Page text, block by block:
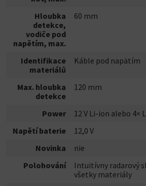
Hloubka
detekce,
vodiče pod
napětím, max.
60 mm
Identifikace
materiálů
Káble pod napätím
Max. hloubka
detekce
120 mm
Power
12 V Li-ion alebo 4×
Napětí baterie
12,0 V
Novinka
nie
Polohování
Intuitívny radarový
všetky materiály